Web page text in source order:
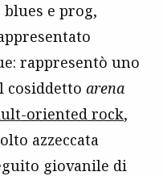
e prog,
rappresentò uno
cosiddetto arena
oriented rock,
azzeccata
giovanile di